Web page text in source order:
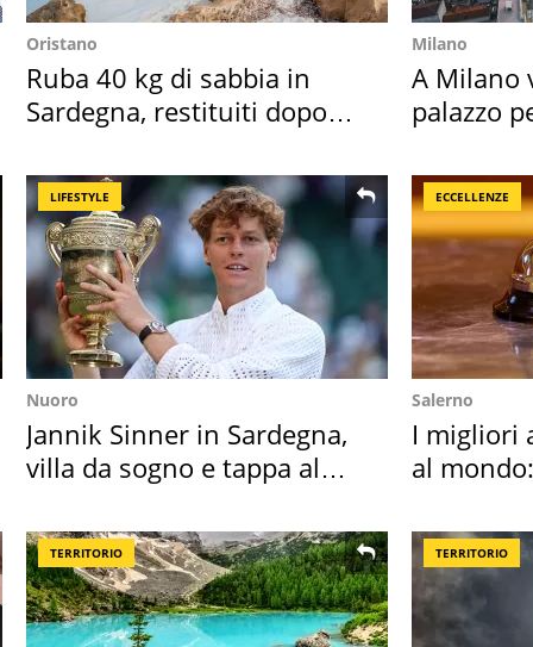
Oristano
Ruba 40 kg di sabbia in
Sardegna, restituiti dopo
Milano
A Milano
palazzo
LIFESTYLE
Nuoro
Jannik Sinner in Sardegna,
villa da sogno e tappa al
ECCELLENZE
Salerno
I migliori
al
TERRITORIO TERRITORIO